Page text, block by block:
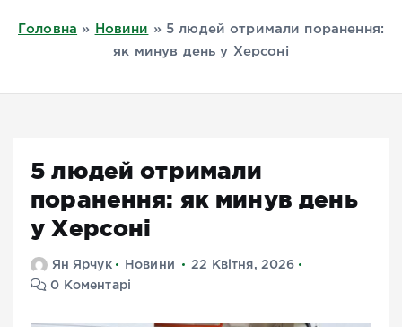
Головна » Новини » 5 людей отримали поранення:
як минув день у Херсоні
5 людей отримали
поранення: як минув день
у Херсоні
Ян Ярчук Новини
22 Квітня, 2026
0 Коментарі